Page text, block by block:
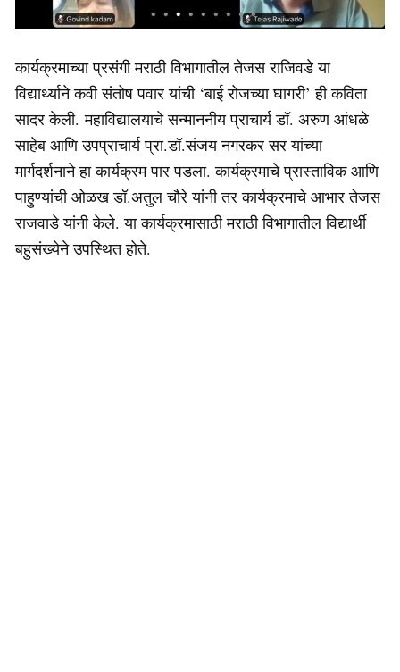
कार्यक्रमाच्या प्रसंगी मराठी विभागातील तेजस राजिवडे या
विद्यार्थ्याने कवी संतोष पवार यांची ‘बाई रोजच्या घागरी’ ही कविता
सादर केली. महाविद्यालयाचे सन्माननीय प्राचार्य डॉ. अरुण आंधळे
साहेब आणि उपप्राचार्य प्रा.डॉ.संजय नगरकर सर यांच्या
मार्गदर्शनाने हा कार्यक्रम पार पडला. कार्यक्रमाचे प्रास्ताविक आणि
पाहुण्यांची ओळख डॉ.अतुल चौरे यांनी तर कार्यक्रमाचे आभार तेजस
राजवाडे यांनी केले. या कार्यक्रमासाठी मराठी विभागातील विद्यार्थी
बहुसंख्येने उपस्थित होते.